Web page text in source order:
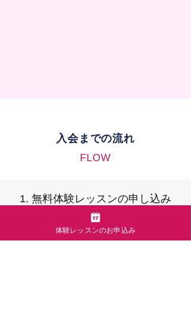
入会までの流れ
FLOW
1. 無料体験レッスンの申し込み
お申込みはこちらから
体験レッスンのお申込み